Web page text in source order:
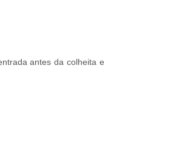
antes da colheita e